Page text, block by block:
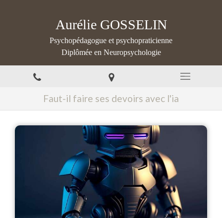
Aurélie GOSSELIN
Psychopédagogue et psychopraticienne
Diplômée en Neuropsychologie
Faut-il faire ses devoirs avec l'ia